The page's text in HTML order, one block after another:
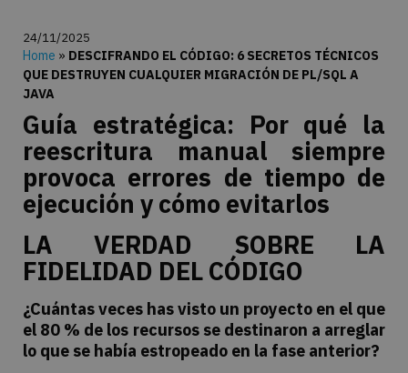
24/11/2025
Home » DESCIFRANDO EL CÓDIGO: 6 SECRETOS TÉCNICOS
QUE DESTRUYEN CUALQUIER MIGRACIÓN DE PL/SQL A
JAVA
Guía estratégica: Por qué la
reescritura manual siempre
provoca errores de tiempo de
ejecución y cómo evitarlos
LA VERDAD SOBRE LA
FIDELIDAD DEL CÓDIGO
¿Cuántas veces has visto un proyecto en el que
el 80 % de los recursos se destinaron a arreglar
lo que se había estropeado en la fase anterior?